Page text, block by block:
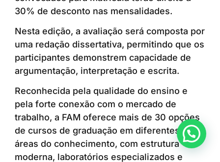
30% de desconto nas mensalidades.
Nesta edição, a avaliação será composta por
uma redação dissertativa, permitindo que os
participantes demonstrem capacidade de
argumentação, interpretação e escrita.
Reconhecida pela qualidade do ensino e
pela forte conexão com o mercado de
trabalho, a FAM oferece mais de 30 opções
de cursos de graduação em diferentes
áreas do conhecimento, com estrutura
moderna, laboratórios especializados e
Anunciar ou recomendar matéria